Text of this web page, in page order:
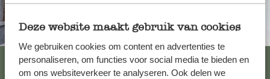
Deze website maakt gebruik van cookies
We gebruiken cookies om content en advertenties te
personaliseren, om functies voor social media te bieden en
om ons websiteverkeer te analyseren. Ook delen we
Altijd in de buurt
Bekijk alle 62 winkels